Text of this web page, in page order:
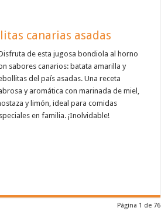
canarias asadas
de esta jugosa bondiola al horno
sabores canarios: batata amarilla y
del país asadas. Una receta
y aromática con marinada de miel,
y limón, ideal para comidas
en familia. ¡Inolvidable!
Página 1 de 76